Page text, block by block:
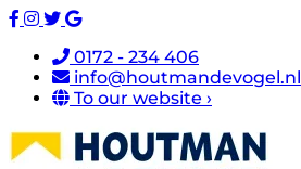
0172 - 234 406
info@houtmandevogel.nl
To our website ›